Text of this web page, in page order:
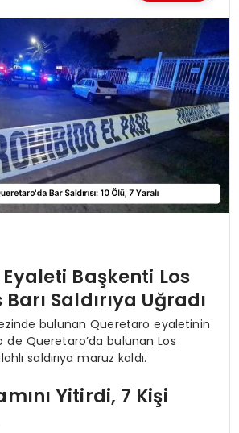
Başkenti Los
Saldırıya Uğradı
bulunan Queretaro eyaletinin
de Queretaro’da bulunan Los
saldırıya maruz kaldı.
Yitirdi, 7 Kişi